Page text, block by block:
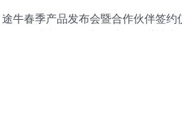
途牛春季产品发布会暨合作伙伴签约